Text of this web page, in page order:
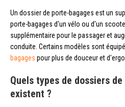
Un dossier de porte-bagages est un
porte-bagages d'un vélo ou d'un
supplémentaire pour le passager et
conduite. Certains modèles sont
bagages pour plus de douceur et
Quels types de dossiers
existent ?